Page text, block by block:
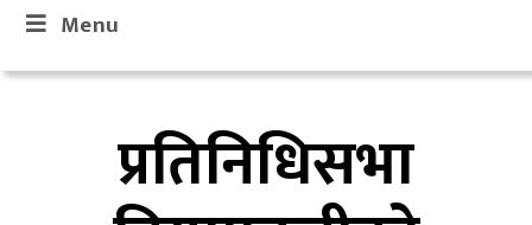
Menu
प्रतिनिधिसभा